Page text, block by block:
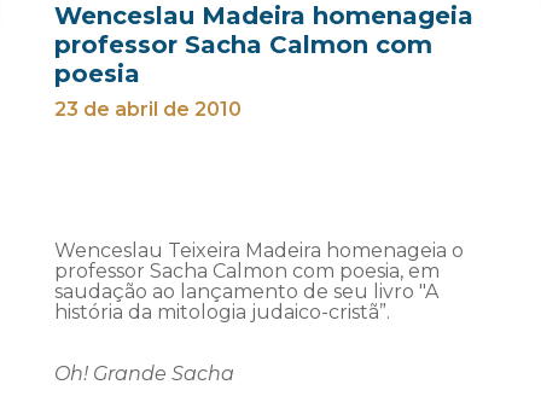
Wenceslau Madeira homenageia
professor Sacha Calmon com
poesia
23 de abril de 2010
Wenceslau Teixeira Madeira homenageia o
professor Sacha Calmon com poesia, em
saudação ao lançamento de seu livro "A
história da mitologia judaico-cristã”.
Oh! Grande Sacha